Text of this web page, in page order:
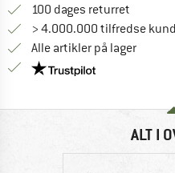
100 dages returret
> 4.000.000 tilfredse
Alle artikler på lager
Vi er
ALT I